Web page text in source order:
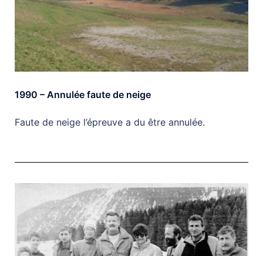
1990 – Annulée faute de neige
Faute de neige l’épreuve a du être annulée.